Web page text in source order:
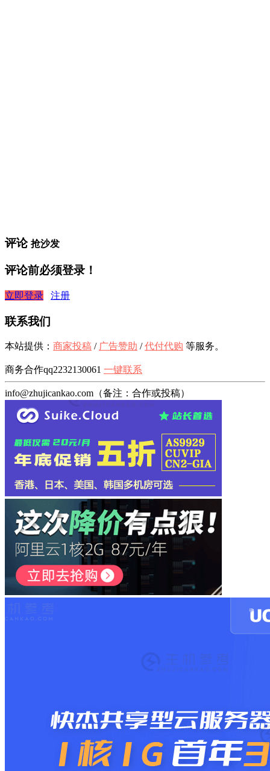
评论 抢沙发
评论前必须登录！
立即登录 注册
联系我们
本站提供： 商家投稿 / 广告赞助 /代付代购 等服务。
商务合作qq2232130061 一键联系
info@zhujicankao.com（备注：合作或投稿）